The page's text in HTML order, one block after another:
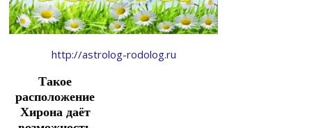
http://astrolog-rodolog.ru
Такое
расположение
Хирона даёт